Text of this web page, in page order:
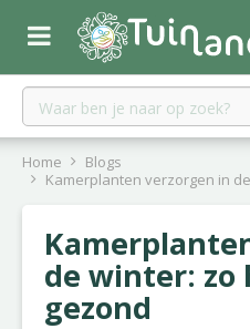
r
Home
Blogs
Kamerplanten verzorgen in
de winter: zo
gezond